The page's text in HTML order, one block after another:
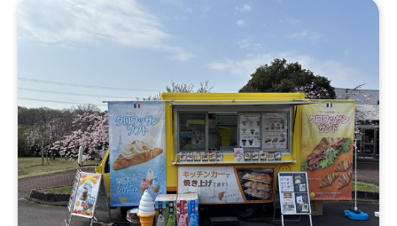
ト、チキポテ(短いﾔﾝﾆｮﾝﾁｷﾝ６本、ポテト12〜16本)、ひと
口キンパ、トック(韓国風雑煮)、3種チーズボール(5個)※3
個入り(300円)、ひんやりチーズボール、自家製レモネー
ド(レモネードスカッシュは450円)、クリームソーダ、フ
レッシュふるーつジュース、ふるーつソイビネガー、コー
ン茶、アイスコーヒー(ブラックコーヒーも有り)、韓国コ
ーヒー